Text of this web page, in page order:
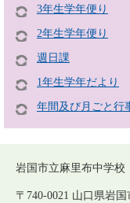
3年生学年便り
2年生学年便り
週日課
1年生学年だより
年間及び月ごと行
岩国市立麻里布中学校
〒740-0021 山口県岩